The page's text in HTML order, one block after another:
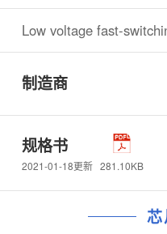
Low voltage fast-
制造商
规格书
2021-01-18更新 281.10KB
芯